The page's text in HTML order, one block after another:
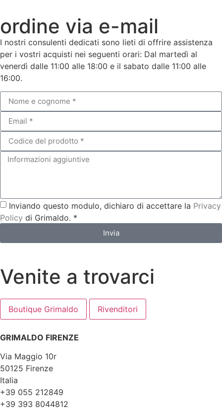
ordine via e-mail
I nostri consulenti dedicati sono lieti di offrire assistenza
per i vostri acquisti nei seguenti orari: Dal martedì al
venerdì dalle 11:00 alle 18:00 e il sabato dalle 11:00 alle
16:00.
Inviando questo modulo, dichiaro di accettare la Privacy
Policy di Grimaldo. *
Invia
Venite a trovarci
Boutique Grimaldo Rivenditori
GRIMALDO FIRENZE
Via Maggio 10r
50125 Firenze
Italia
+39 055 212849
+39 393 8044812